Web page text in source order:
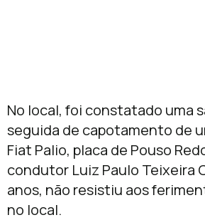
No local, foi constatado uma
seguida de capotamento de
Fiat Palio, placa de Pouso
condutor Luiz Paulo Teixeira
anos, não resistiu aos
no local.